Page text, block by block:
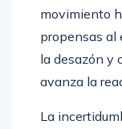
movimiento
propensas al
la desazón y
avanza la
La